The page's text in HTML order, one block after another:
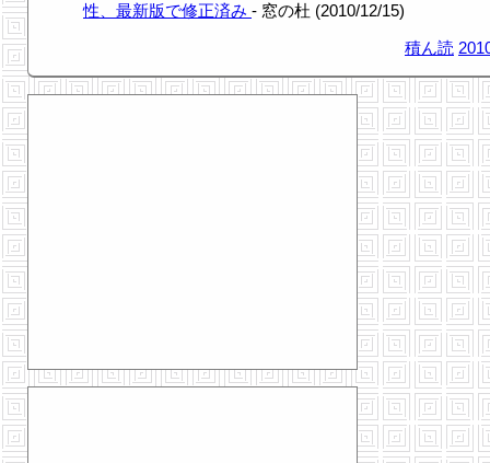
性、最新版で修正済み - 窓の杜 (2010/12/15)
積ん読